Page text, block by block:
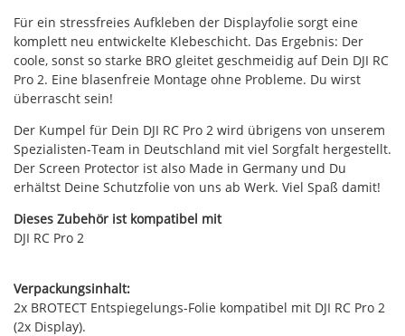
Für ein stressfreies Aufkleben der Displayfolie sorgt eine
komplett neu entwickelte Klebeschicht. Das Ergebnis: Der
coole, sonst so starke BRO gleitet geschmeidig auf Dein DJI RC
Pro 2. Eine blasenfreie Montage ohne Probleme. Du wirst
überrascht sein!
Der Kumpel für Dein DJI RC Pro 2 wird übrigens von unserem
Spezialisten-Team in Deutschland mit viel Sorgfalt hergestellt.
Der Screen Protector ist also Made in Germany und Du
erhältst Deine Schutzfolie von uns ab Werk. Viel Spaß damit!
Dieses Zubehör ist kompatibel mit
DJI RC Pro 2
Verpackungsinhalt:
2x BROTECT Entspiegelungs-Folie kompatibel mit DJI RC Pro 2
(2x Display).